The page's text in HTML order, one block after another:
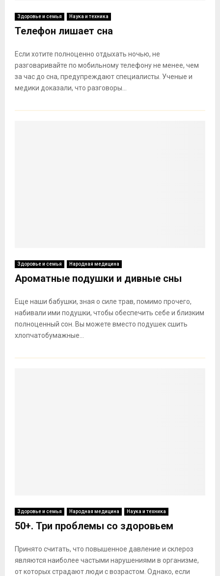
Здоровье и семья Наука и техника
Телефон лишает сна
Если хотите полноценно отдыхать ночью, не
разговаривайте по мобильному телефону не менее, чем
за час до сна, предупреждают специалисты. Ученые и
медики доказали, что разговоры...
Здоровье и семья Народная медицина
Ароматные подушки и дивные сны
Еще наши бабушки, зная о силе трав, помимо прочего,
набивали ими подушки, чтобы обеспечить себе и близким
полноценный сон. Вы можете вместо подушек сшить
хлопчатобумажные...
Здоровье и семья Народная медицина Наука и техника
50+. Три проблемы со здоровьем
Принято считать, что повышенное давление и склероз
являются наиболее частыми нарушениями в организме,
от которых страдают люди с возрастом. Однако, если